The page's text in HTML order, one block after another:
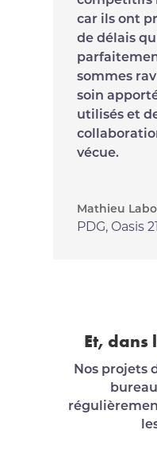
car ils ont
de délais
sommes
soin
utilisés et
vécue.
Mathieu
PDG, Oasis 21
Et, dans
Nos projets